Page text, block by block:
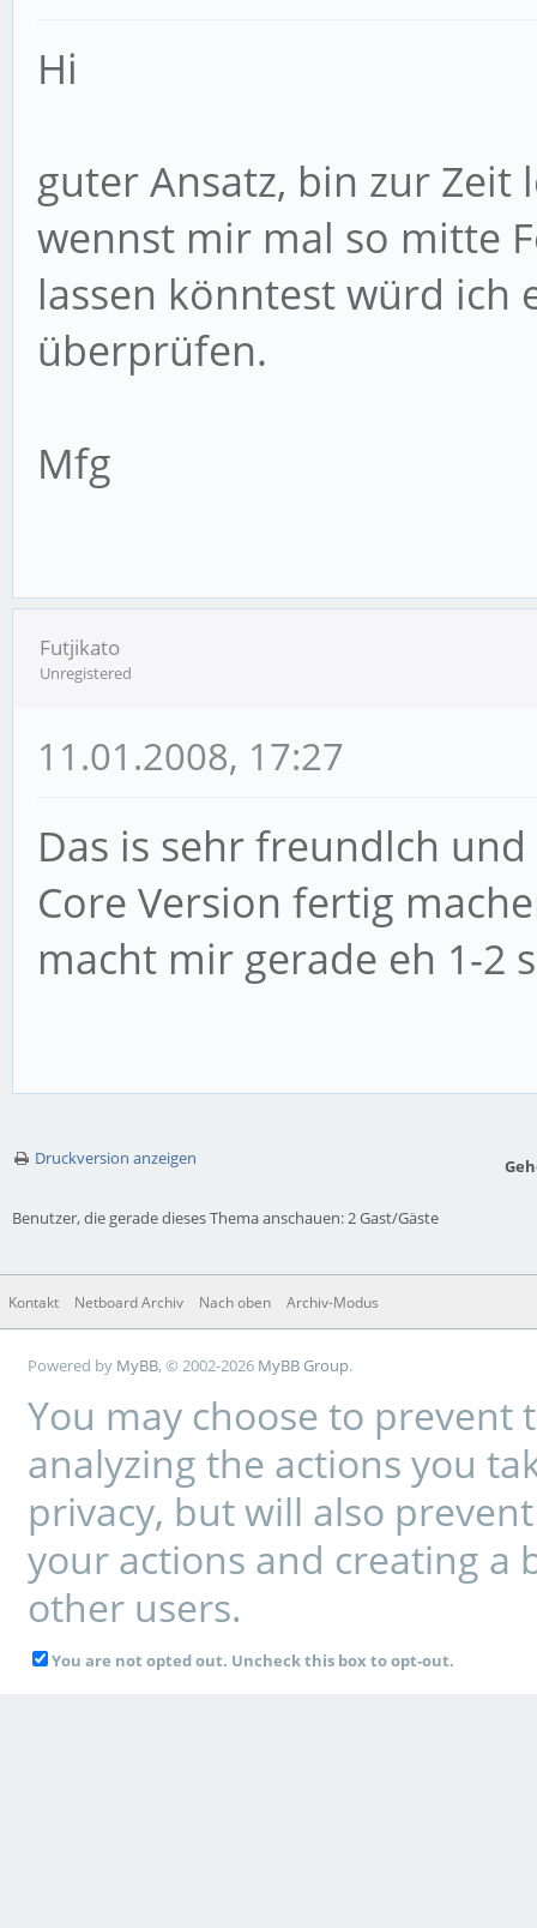
Hi
guter Ansatz, bin zur Zeit
wennst mir mal so mitte
lassen könntest würd ich
überprüfen.
Mfg
Futjikato
Unregistered
11.01.2008, 17:27
Das is sehr freundlch
Core Version fertig
macht mir gerade eh 1-2
Druckversion anzeigen
Benutzer, die gerade dieses Thema anschauen: 2 Gast/Gäste
Kontakt Netboard Archiv Nach oben Archiv-Modus
Powered by MyBB, © 2002-2026 MyBB Group.
You may choose to
analyzing the actions you
privacy, but will also
your actions and creating a
other users.
You are not opted out. Uncheck this box to opt-out.